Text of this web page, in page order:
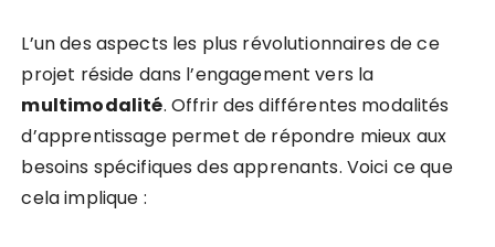
L’un des aspects les plus révolutionnaires de ce
projet réside dans l’engagement vers la
multimodalité. Offrir des différentes modalités
d’apprentissage permet de répondre mieux aux
besoins spécifiques des apprenants. Voici ce que
cela implique :